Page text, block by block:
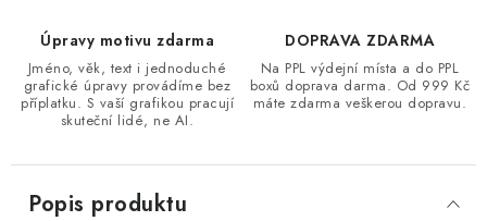
Úpravy motivu zdarma
Jméno, věk, text i jednoduché
grafické úpravy provádíme bez
příplatku. S vaší grafikou pracují
skuteční lidé, ne AI.
DOPRAVA ZDARMA
Na PPL výdejní místa a do PPL
boxů doprava darma. Od 999 Kč
máte zdarma veškerou dopravu.
Popis produktu